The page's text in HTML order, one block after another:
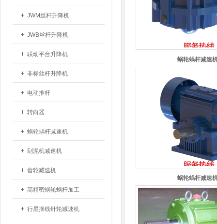
JWM丝杆升降机
JWB丝杆升降机
联动平台升降机
非标丝杆升降机
电动推杆
转向器
蜗轮蜗杆减速机
刮泥机减速机
齿轮减速机
高精密蜗轮蜗杆加工
行星摆线针轮减速机
蜗轮蜗杆减速
蜗轮蜗杆减速